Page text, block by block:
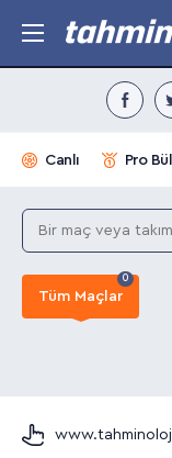
Canlı Pro
Tüm Maçlar
0